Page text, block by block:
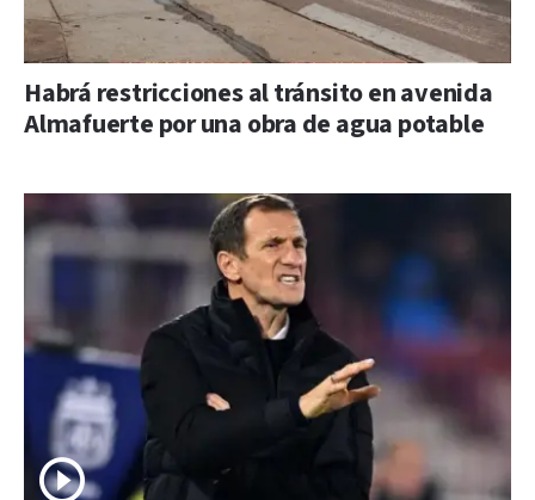
Habrá restricciones al tránsito en avenida
Almafuerte por una obra de agua potable